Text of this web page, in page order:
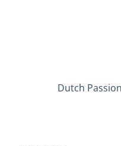
Dutch